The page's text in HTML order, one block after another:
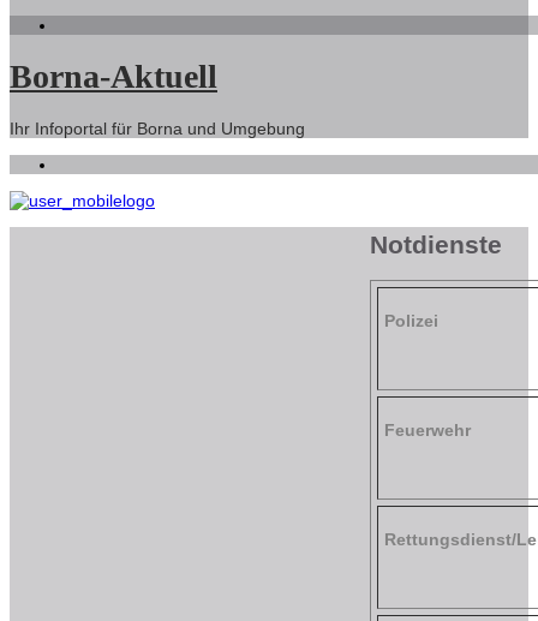
Borna-Aktuell
Ihr Infoportal für Borna und Umgebung
Notdienste
Polizei
Feuerwehr
Rettungsdienst/